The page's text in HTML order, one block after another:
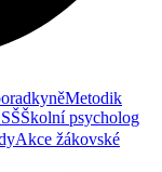
Metodik
Školní psycholog
Akce žákovské